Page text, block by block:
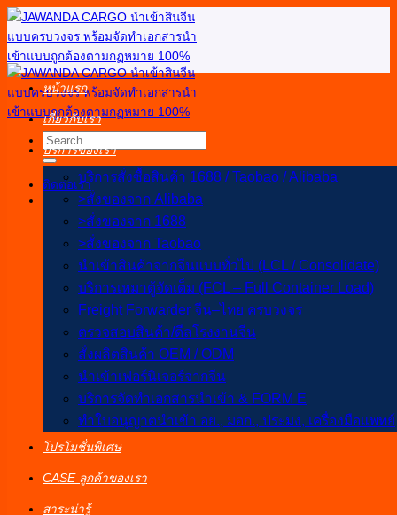
ข้าม
ไป
ยัง
เนื้อหา
ติดต่อเรา
หน้าแรก
เกี่ยวกับเรา
บริการของเรา
บริการสั่งซื้อสินค้า 1688 / Taobao / Alibaba
>สั่งของจาก Alibaba
>สั่งของจาก 1688
>สั่งของจาก Taobao
นำเข้าสินค้าจากจีนแบบทั่วไป (LCL / Consolidate)
บริการเหมาตู้จัดเต็ม (FCL – Full Container Load)
Freight Forwarder จีน–ไทย ครบวงจร
ตรวจสอบสินค้า/ดีลโรงงานจีน
สั่งผลิตสินค้า OEM / ODM
นำเข้าเฟอร์นิเจอร์จากจีน
บริการจัดทำเอกสารนำเข้า & FORM E
ทำใบอนุญาตนำเข้า อย., มอก., ประมง, เครื่องมือแพทย์
โปรโมชั่นพิเศษ
CASE ลูกค้าของเรา
สาระน่ารู้